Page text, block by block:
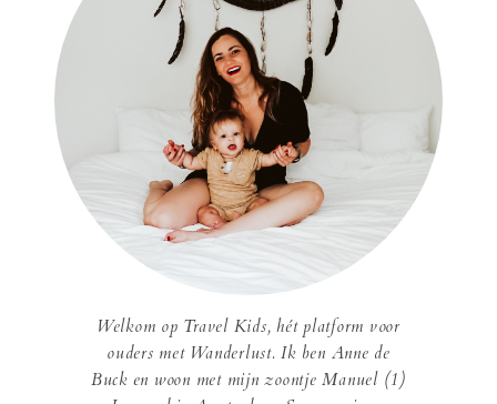
Welkom op Travel Kids, hét platform voor
ouders met Wanderlust. Ik ben Anne de
Buck en woon met mijn zoontje Manuel (1)